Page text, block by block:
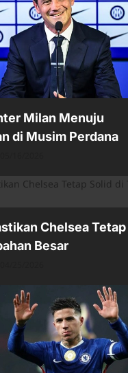
Milan Menuju
di Musim Perdana
Chelsea
Besar